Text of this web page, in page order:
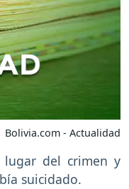
Bolivia.com - Actualidad
del crimen y
suicidado.